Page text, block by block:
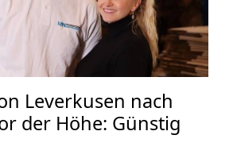
Leverkusen nach
der Höhe: Günstig